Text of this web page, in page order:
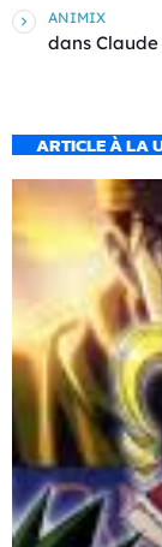
ANIMIX
dans
ARTICLE À LA